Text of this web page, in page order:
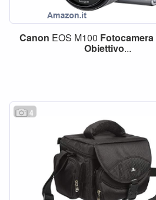
Canon EOS M100 Fotocamera
Obiettivo...
4